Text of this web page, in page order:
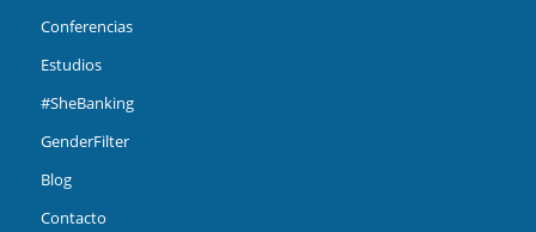
Conferencias
Estudios
#SheBanking
GenderFilter
Blog
Contacto